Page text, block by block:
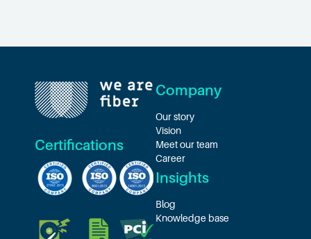
Certifications
Company
Our story
Vision
Meet our team
Career
Insights
Blog
Knowledge base